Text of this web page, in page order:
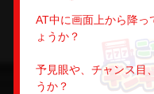
AT中に画面上から降っ
ょうか？
予見眼や、チャンス目
うか？